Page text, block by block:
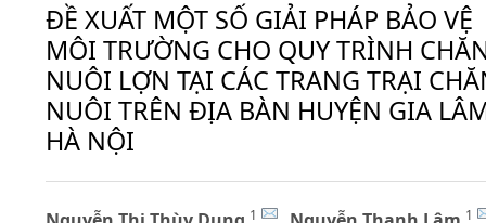
ĐỀ XUẤT MỘT SỐ GIẢI PHÁP BẢO VỆ
MÔI TRƯỜNG CHO QUY TRÌNH
NUÔI LỢN TẠI CÁC TRANG TRẠI
NUÔI TRÊN ĐỊA BÀN HUYỆN GIA
HÀ NỘI
1 1